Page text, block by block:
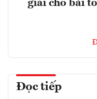
giải cho bài
Đọc tiếp